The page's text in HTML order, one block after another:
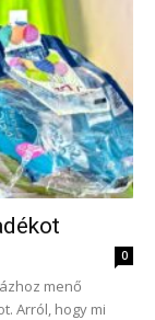
0
menő
Arról, hogy mi